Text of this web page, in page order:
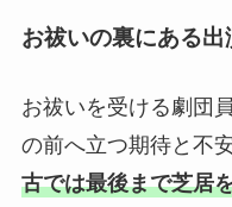
お祓いの裏にある
お祓いを受ける劇団
の前へ立つ期待と不
古では最後まで芝居